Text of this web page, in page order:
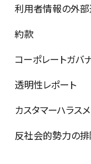
利用者情報の外
約款
コーポレートガバ
透明性レポート
カスタマーハラス
反社会的勢力の